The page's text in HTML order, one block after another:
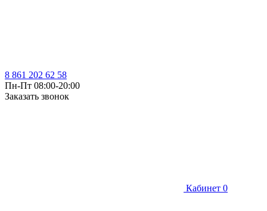
8 861 202 62 58
Пн-Пт 08:00-20:00
Заказать звонок
Кабинет 0